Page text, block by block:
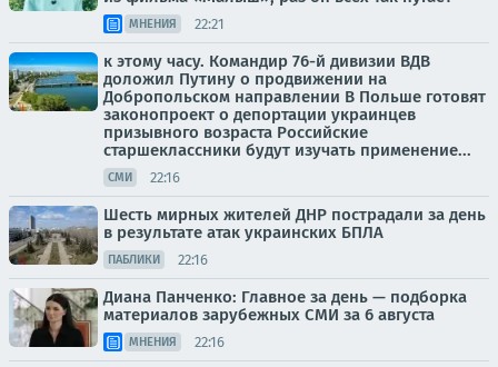
МНЕНИЯ 22:21
к этому часу. Командир 76-й дивизии ВДВ
доложил Путину о продвижении на
Добропольском направлении В Польше готовят
законопроект о депортации украинцев
призывного возраста Российские
старшеклассники будут изучать применение...
СМИ 22:16
Шесть мирных жителей ДНР пострадали за день
в результате атак украинских БПЛА
ПАБЛИКИ 22:16
Диана Панченко: Главное за день — подборка
материалов зарубежных СМИ за 6 августа
МНЕНИЯ 22:16